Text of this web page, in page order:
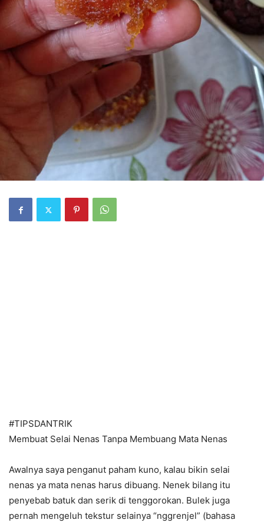
#TIPSDANTRIK
Membuat Selai Nenas Tanpa Membuang Mata Nenas
Awalnya saya penganut paham kuno, kalau bikin selai
nenas ya mata nenas harus dibuang. Nenek bilang itu
penyebab batuk dan serik di tenggorokan. Bulek juga
pernah mengeluh tekstur selainya “nggrenjel” (bahasa